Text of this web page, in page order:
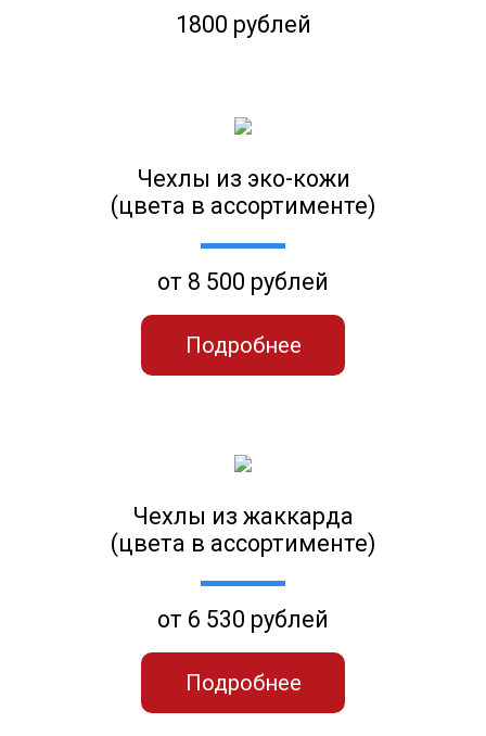
1800 рублей
Чехлы из эко-кожи
(цвета в ассортименте)
от 8 500 рублей
Подробнее
Чехлы из жаккарда
(цвета в ассортименте)
от 6 530 рублей
Подробнее